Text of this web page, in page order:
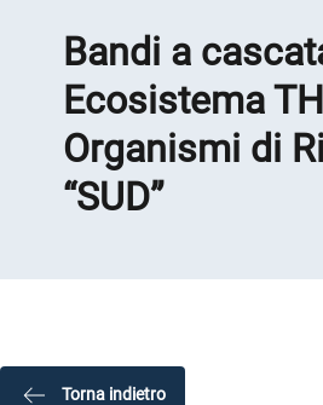
Bandi a
Ecosistema
Organismi di
“SUD”
Torna indietro